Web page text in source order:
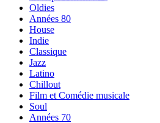
Oldies
Années 80
House
Indie
Classique
Jazz
Latino
Chillout
Film et Comédie musicale
Soul
Années 70